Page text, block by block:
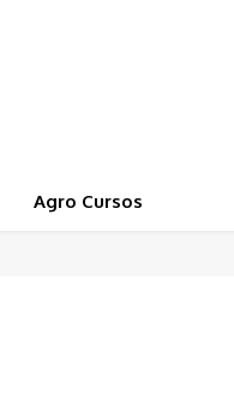
Agro Cursos